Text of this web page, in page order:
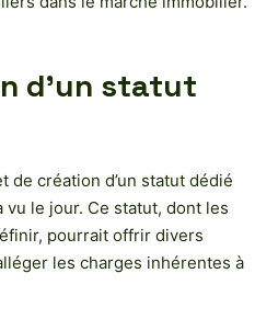
d’un statut
de création d’un statut dédié
le jour. Ce statut, dont les
pourrait offrir divers
les charges inhérentes à